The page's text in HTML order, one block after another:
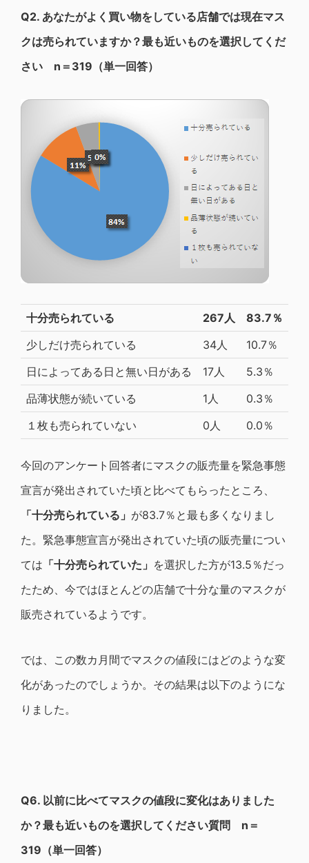
Q2. あなたがよく買い物をしている店舗では現在マス
クは売られていますか？最も近いものを選択してくだ
さい n＝319（単一回答）
十分売られている 267人
83.7％
少しだけ売られている
34人
10.7％
日によってある日と無い日がある
17人
5.3％
品薄状態が続いている
1人
0.3％
１枚も売られていない
0人 0.0％
今回のアンケート回答者にマスクの販売量を緊急事態
宣言が発出されていた頃と比べてもらったところ、
「十分売られている」 が83.7％と最も多くなりまし
た。緊急事態宣言が発出されていた頃の販売量につい
ては 「十分売られていた」 を選択した方が13.5％だっ
たため、今ではほとんどの店舗で十分な量のマスクが
販売されているようです。
では、この数カ月間でマスクの値段にはどのような変
化があったのでしょうか。その結果は以下のようにな
りました。
Q6. 以前に比べてマスクの値段に変化はありました
か？最も近いものを選択してください質問 n＝
319（単一回答）